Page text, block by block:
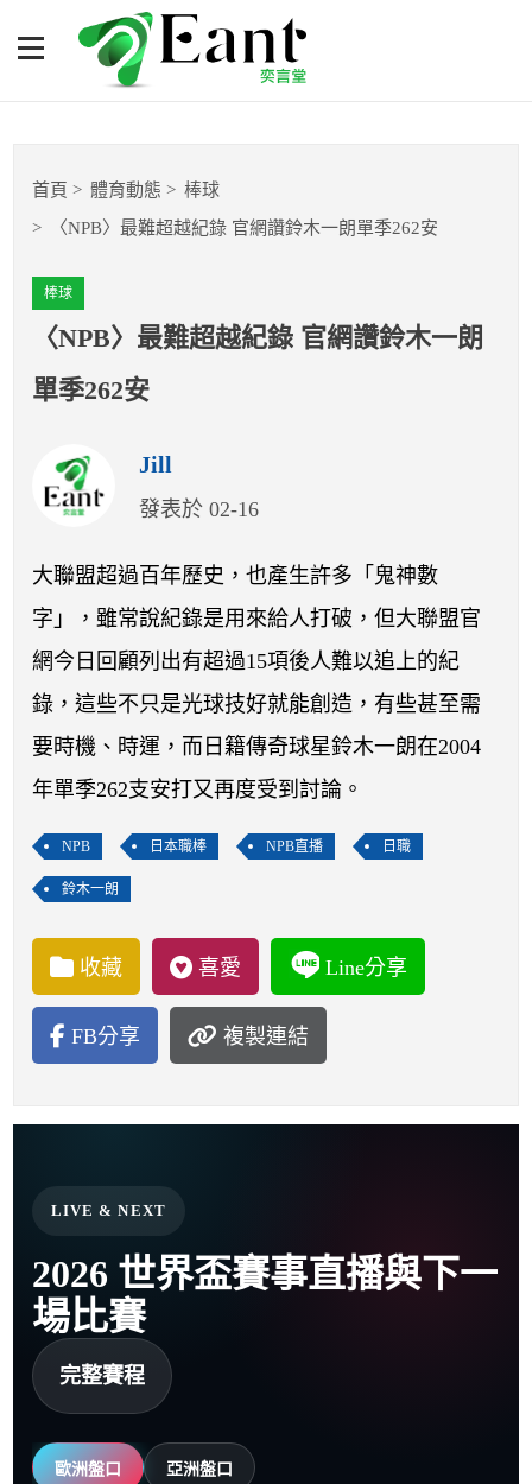
〈NPB〉最難超越紀錄 官網
讚鈴木一朗單季262安
籃球
球隊數據
運彩報報
明星分析師
首頁 體育動態 棒球
〈NPB〉最難超越紀錄 官網讚鈴木一朗單季262安
棒球
〈NPB〉最難超越紀錄 官網讚鈴木一朗
單季262安
Jill
發表於 02-16
大聯盟超過百年歷史，也產生許多「鬼神數
字」，雖常說紀錄是用來給人打破，但大聯盟官
網今日回顧列出有超過15項後人難以追上的紀
錄，這些不只是光球技好就能創造，有些甚至需
要時機、時運，而日籍傳奇球星鈴木一朗在2004
年單季262支安打又再度受到討論。
NPB 日本職棒 NPB直播 日職
鈴木一朗
收藏 喜愛 Line分享
FB分享 複製連結
LIVE & NEXT
2026 世界盃賽事直播與下一
場比賽
完整賽程
歐洲盤口 亞洲盤口